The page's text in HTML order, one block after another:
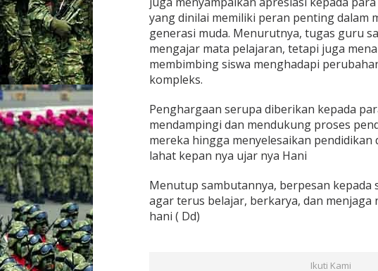
yang dinilai memiliki peran penting dalam
generasi muda. Menurutnya, tugas guru
mengajar mata pelajaran, tetapi juga
membimbing siswa menghadapi
kompleks.
Penghargaan serupa diberikan kepada
mendampingi dan mendukung proses
mereka hingga menyelesaikan pendidikan
lahat kepan nya ujar nya Hani
Menutup sambutannya, berpesan kepada
agar terus belajar, berkarya, dan menjaga
hani ( Dd)
Ikuti Kami